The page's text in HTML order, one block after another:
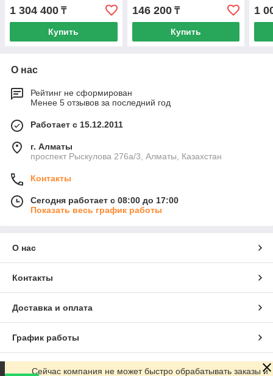
1 304 400 ₸
Купить
146 200₸
Купить
1
О нас
Рейтинг не сформирован
Менее 5 отзывов за последний год
Работает с 15.12.2011
г. Алматы
проспект Рыскулова 276а/3, Алматы, Казахстан
Контакты
Сегодня работает с 08:00 до 17:00
Показать весь график работы
О нас
Контакты
Доставка и оплата
График работы
Полная версия сайта
Сейчас компания не может быстро обрабатывать заказы и